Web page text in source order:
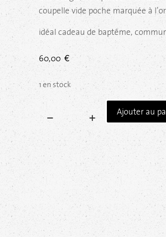
coupelle vide poche marquée à
idéal cadeau de baptême,
60,00€
1 en stock
Ajouter au